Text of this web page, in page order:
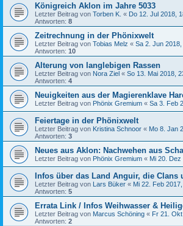
Königreich Aklon im Jahre 5033
Letzter Beitrag von Torben K. « Do 12. Jul 2018,
Antworten: 8
Zeitrechnung in der Phönixwelt
Letzter Beitrag von Tobias Melz « Sa 2. Jun
Antworten: 10
Alterung von langlebigen Rassen
Letzter Beitrag von Nora Ziel « So 13. Mai 2018,
Antworten: 4
Neuigkeiten aus der Magierenklave
Letzter Beitrag von Phönix Gremium « Sa 3. Feb
Feiertage in der Phönixwelt
Letzter Beitrag von Kristina Schnoor « Mo 8. Jan
Antworten: 3
Neues aus Aklon: Nachwehen aus
Letzter Beitrag von Phönix Gremium « Mi 20. Dez
Infos über das Land Anguir, die Clans
Letzter Beitrag von Lars Büker « Mi 22. Feb
Antworten: 5
Errata Link / Infos Weihwasser &
Letzter Beitrag von Marcus Schöning « Fr 21.
Antworten: 2